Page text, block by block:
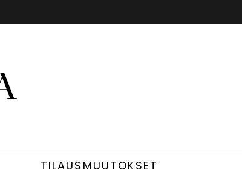
TILAUSMUUTOKSET